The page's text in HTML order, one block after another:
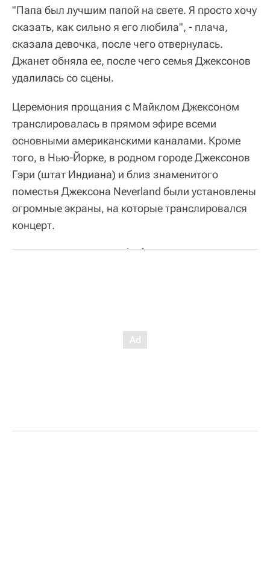
"Папа был лучшим папой на свете. Я просто хочу
сказать, как сильно я его любила", - плача,
сказала девочка, после чего отвернулась.
Джанет обняла ее, после чего семья Джексонов
удалилась со сцены.
Церемония прощания с Майклом Джексоном
транслировалась в прямом эфире всеми
основными американскими каналами. Кроме
того, в Нью-Йорке, в родном городе Джексонов
Гэри (штат Индиана) и близ знаменитого
поместья Джексона Neverland были установлены
огромные экраны, на которые транслировался
концерт.